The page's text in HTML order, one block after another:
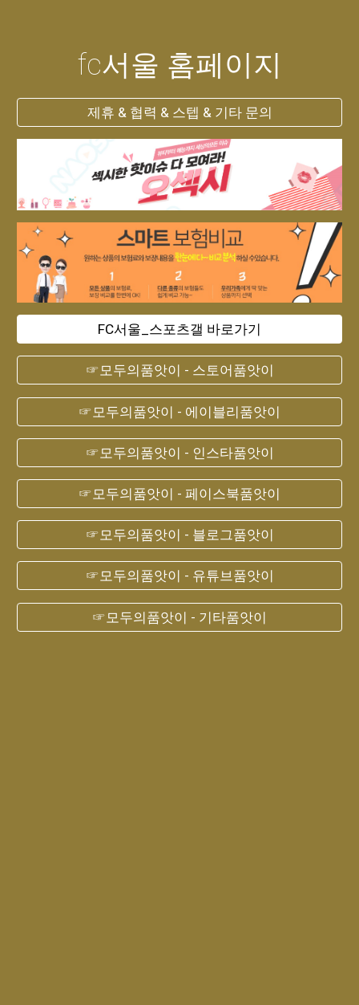
fc서울 홈페이지
제휴 & 협력 & 스텝 & 기타 문의
FC서울_스포츠갤 바로가기
☞모두의품앗이 - 스토어품앗이
☞모두의품앗이 - 에이블리품앗이
☞모두의품앗이 - 인스타품앗이
☞모두의품앗이 - 페이스북품앗이
☞모두의품앗이 - 블로그품앗이
☞모두의품앗이 - 유튜브품앗이
☞모두의품앗이 - 기타품앗이